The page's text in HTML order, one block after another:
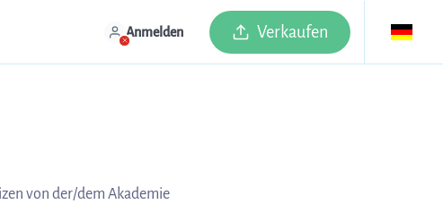
Anmelden Verkaufen
von der/dem Akademie